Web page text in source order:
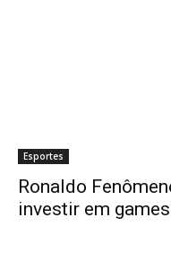
Esportes
Ronaldo
investir em